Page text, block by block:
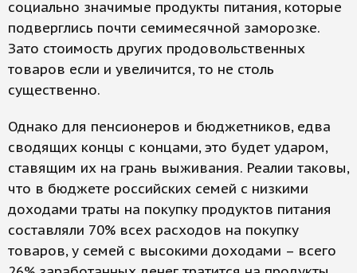
социально значимые продукты питания, которые
подверглись почти семимесячной заморозке.
Зато стоимость других продовольственных
товаров если и увеличится, то не столь
существенно.
Однако для пенсионеров и бюджетников, едва
сводящих концы с концами, это будет ударом,
ставящим их на грань выживания. Реалии таковы,
что в бюджете российских семей с низкими
доходами траты на покупку продуктов питания
составляли 70% всех расходов на покупку
товаров, у семей с высокими доходами – всего